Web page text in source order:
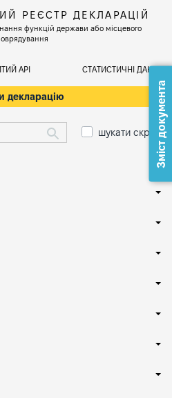
РЕЄСТР ДЕКЛАРАЦІЙ
функцій держави або місцевого
АРІ СТАТИСТИЧНІ ДАНІ
декларацію
шукати скрізьЗміст документа